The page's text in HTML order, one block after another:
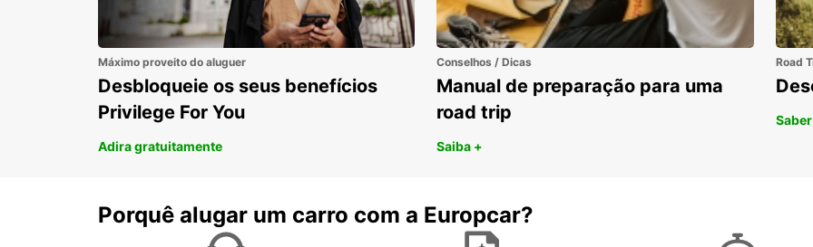
Máximo proveito do aluguer
Desbloqueie os seus benefícios
Privilege For You
Adira gratuitamente
Conselhos / Dicas
Manual de preparação para uma
road trip
Saiba +
Road
Porquê alugar um carro com a Europcar?